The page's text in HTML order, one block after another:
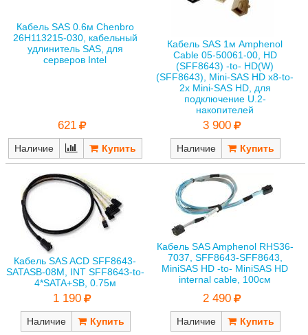
Кабель SAS 0.6м Chenbro
26H113215-030, кабельный
удлинитель SAS, для
серверов Intel
621
Наличие
Кабель SAS 1м Amphenol
Cable 05-50061-00, HD
(SFF8643) -to- HD(W)
(SFF8643), Mini-SAS HD x8-to-
2x Mini-SAS HD, для
подключение U.2-
накопителей
3 900
Наличие
Кабель SAS ACD SFF8643-
SATASB-08M, INT SFF8643-to-
4*SATA+SB, 0.75м
1 190
Наличие
Кабель SAS Amphenol RHS36-
7037, SFF8643-SFF8643,
MiniSAS HD -to- MiniSAS HD
internal cable, 100см
2 490
Наличие